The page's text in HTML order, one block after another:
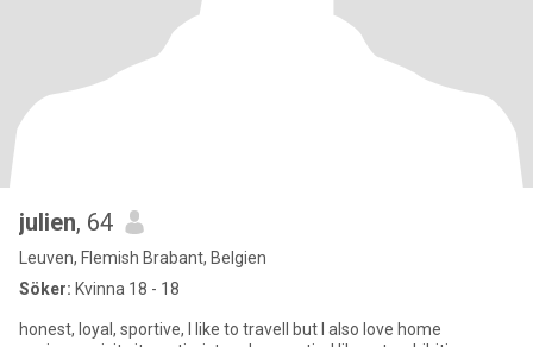
julien, 64
Leuven, Flemish Brabant, Belgien
Söker: Kvinna 18 - 18
honest, loyal, sportive, I like to travell but I also love home